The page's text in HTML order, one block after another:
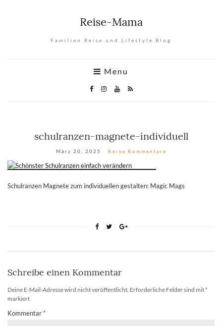
Reise-Mama
Familien Reise und Lifestyle Blog
Menu
schulranzen-magnete-individuell
März 20, 2025 Keine Kommentare
Schulranzen Magnete zum individuellen gestalten: Magic Mags
Schreibe einen Kommentar
Deine E-Mail-Adresse wird nicht veröffentlicht. Erforderliche Felder sind mit *
markiert
Kommentar *